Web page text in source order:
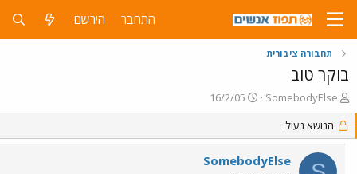
התחבר הירשם
תחבורה ציבורית
בוקר טוב
פ
ו
ת
ח
נ
SomebodyElse
פ
ו
ס
ב
16/2/05
הנושא נעול.
SomebodyElse